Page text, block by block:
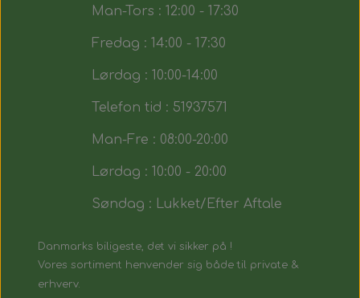
Man-Tors : 12:00 - 17:30
Fredag : 14:00 - 17:30
Lørdag : 10:00-14:00
Telefon tid : 51937571
Man-Fre : 08:00-20:00
Lørdag : 10:00 - 20:00
Søndag : Lukket/Efter Aftale
Danmarks biligeste, det vi sikker på !
Vores sortiment henvender sig både til private &
erhverv.